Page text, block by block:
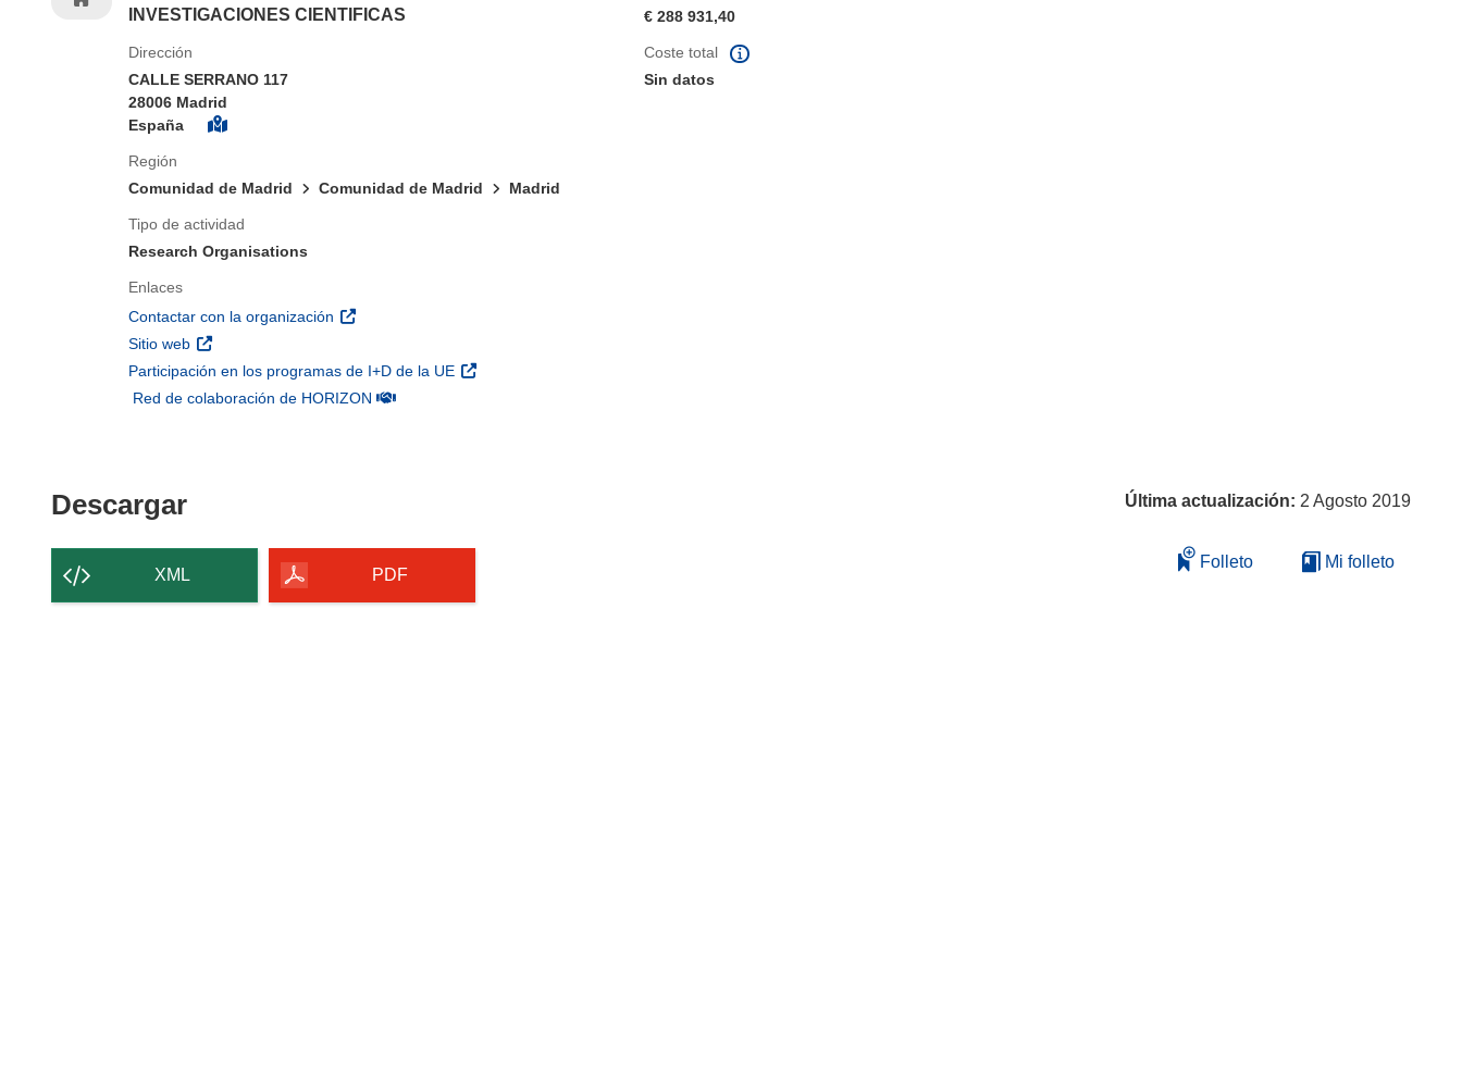
INVESTIGACIONES CIENTIFICAS
€ 288 931,40
Dirección
CALLE SERRANO 117
28006 Madrid
España
Región
Comunidad de Madrid
Comunidad de Madrid Madrid
Tipo de actividad
Research Organisations
Enlaces
Contactar con la organización (se abrirá en una nueva ventana)
Sitio web (se abrirá en una nueva ventana)
Participación en los programas de I+D de la UE (se abrirá en una nueva ventana)
Red de colaboración de HORIZON(se abrirá en una nueva ventana)
Coste total
Sin datos
DescargarDescargar el contenido de la página
XML PDF
Última actualización: 2 Agosto 2019
Folleto Mi folleto